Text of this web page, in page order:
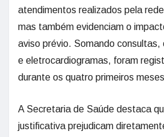
atendimentos realizados pela
mas também evidenciam o
aviso prévio. Somando consultas,
e eletrocardiogramas, foram
durante os quatro primeiros
A Secretaria de Saúde destaca
justificativa prejudicam